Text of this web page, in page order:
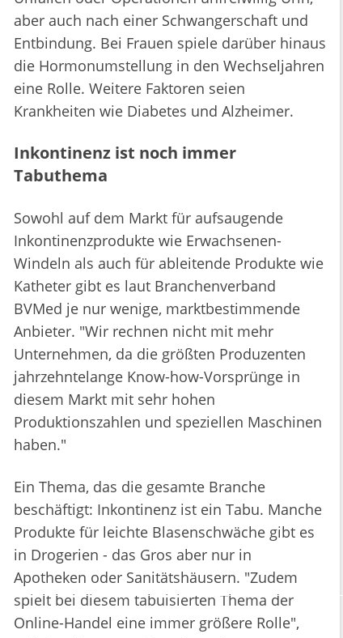
aber auch nach einer Schwangerschaft und
Entbindung. Bei Frauen spiele darüber hinaus
die Hormonumstellung in den Wechseljahren
eine Rolle. Weitere Faktoren seien
Krankheiten wie Diabetes und Alzheimer.
Inkontinenz ist noch immer
Tabuthema
Sowohl auf dem Markt für aufsaugende
Inkontinenzprodukte wie Erwachsenen-
Windeln als auch für ableitende Produkte wie
Katheter gibt es laut Branchenverband
BVMed je nur wenige, marktbestimmende
Anbieter. "Wir rechnen nicht mit mehr
Unternehmen, da die größten Produzenten
jahrzehntelange Know-how-Vorsprünge in
diesem Markt mit sehr hohen
Produktionszahlen und speziellen Maschinen
haben."
Ein Thema, das die gesamte Branche
beschäftigt: Inkontinenz ist ein Tabu. Manche
Produkte für leichte Blasenschwäche gibt es
in Drogerien - das Gros aber nur in
Apotheken oder Sanitätshäusern. "Zudem
spielt bei diesem tabuisierten Thema der
Online-Handel eine immer größere Rolle",